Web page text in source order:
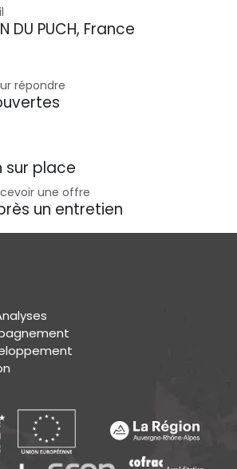
DU PUCH, France
répondre
sur place
une offre
un entretien